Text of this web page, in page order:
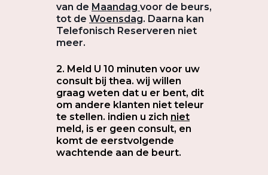
van de Maandag voor de beurs,
tot de Woensdag. Daarna kan
Telefonisch Reserveren niet
meer.
2. Meld U 10 minuten voor uw
consult bij thea. wij willen
graag weten dat u er bent, dit
om andere klanten niet teleur
te stellen. indien u zich niet
meld, is er geen consult, en
komt de eerstvolgende
wachtende aan de beurt.